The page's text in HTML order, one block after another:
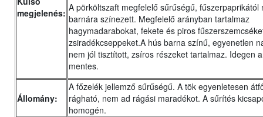
megjelenés: A pörköltszaft megfelelő sűrűségű, fűszerpaprikától
barnára színezett. Megfelelő arányban tartalmaz
hagymadarabokat, fekete és piros
zsiradékcseppeket.A hús barna színű, egyenetlen
nem jól tisztított, zsíros részeket tartalmaz. Idegen
mentes.
Állomány:
A főzelék jellemző sűrűségű. A tök egyenletesen
rágható, nem ad rágási maradékot. A sűrítés
homogén.